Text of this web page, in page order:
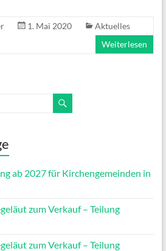
1. Mai 2020
Aktuelles
Weiterlesen
ab 2027 für Kirchengemeinden in
zum Verkauf – Teilung
zum Verkauf – Teilung